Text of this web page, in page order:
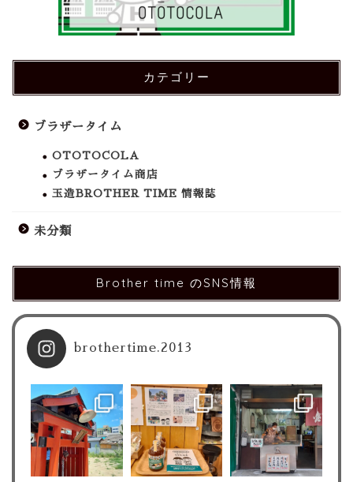
カテゴリー
ブラザータイム
OTOTOCOLA
ブラザータイム商店
玉造BROTHER TIME 情報誌
未分類
Brother time のSNS情報
brothertime.2013